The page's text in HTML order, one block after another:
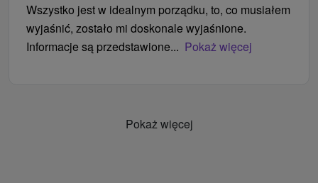
Wszystko jest w idealnym porządku, to, co musiałem
wyjaśnić, zostało mi doskonale wyjaśnione.
Informacje są przedstawione... Pokaż więcej
Pokaż więcej